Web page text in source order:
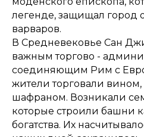
легенде, защищал город
варваров.
В Средневековье Сан
важным торгово -
соединяющим Рим с
жители торговали
шафраном. Возникали
которые строили башни
богатства. Их